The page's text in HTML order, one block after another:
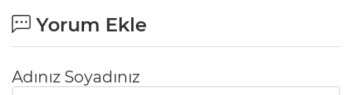
Yorum Ekle
Adınız Soyadınız